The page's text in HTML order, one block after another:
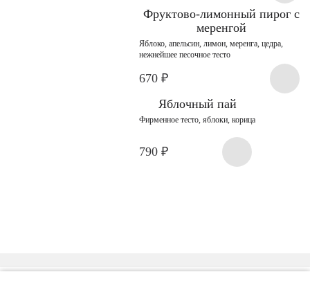
Фруктово-лимонный пирог с
меренгой
Яблоко, апельсин, лимон, меренга, цедра,
нежнейшее песочное тесто
670₽
Яблочный пай
Фирменное тесто, яблоки, корица
790₽